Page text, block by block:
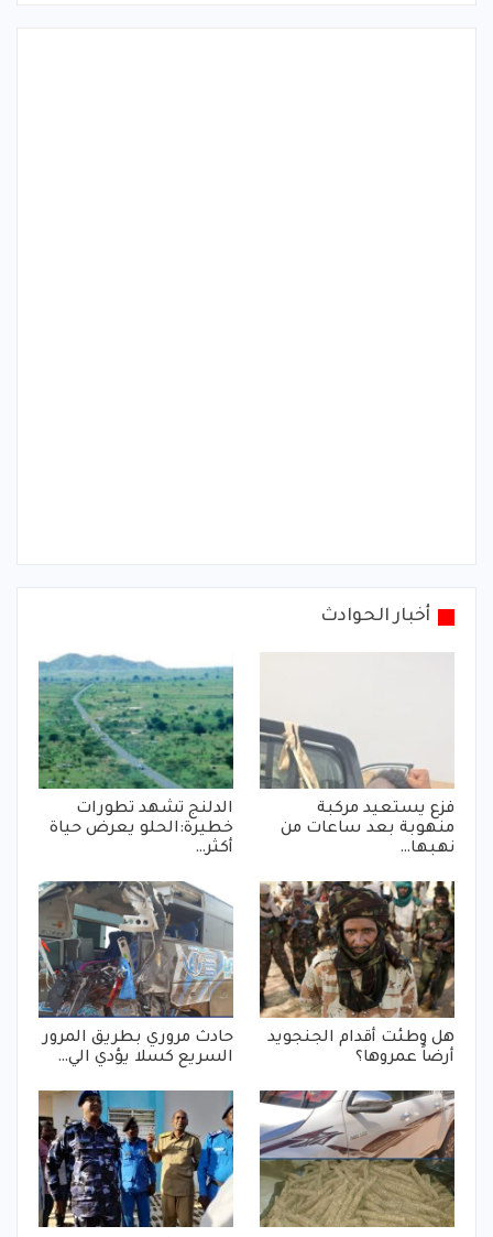
أخبار الحوادث
فزع يستعيد مركبة
منهوبة بعد ساعات من
نهبها…
الدلنج تشهد تطورات
خطيرة:الحلو يعرض حياة
أكثر…
هل وطئت أقدام الجنجويد
أرضاً عمروها؟
حادث مروري بطريق المرور
السريع كسلا يؤدي الي…